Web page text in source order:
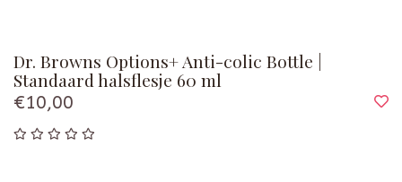
Dr. Browns Options+ Anti-colic Bottle |
Standaard halsflesje 60 ml
€10,00